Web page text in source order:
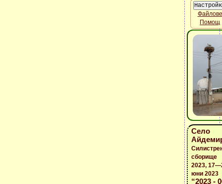
Файлове
Помощ
Село
сборище
2023,
юни 2023
“2023 -